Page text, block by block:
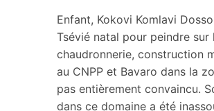
Enfant, Kokovi Komlavi
Tsévié natal pour peindre sur
chaudronnerie, construction
au CNPP et Bavaro dans la
pas entièrement convaincu.
dans ce domaine a été